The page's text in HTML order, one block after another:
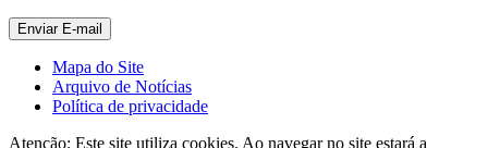
Mapa do Site
Arquivo de Notícias
Política de privacidade
Atenção: Este site utiliza cookies. Ao navegar no site estará a